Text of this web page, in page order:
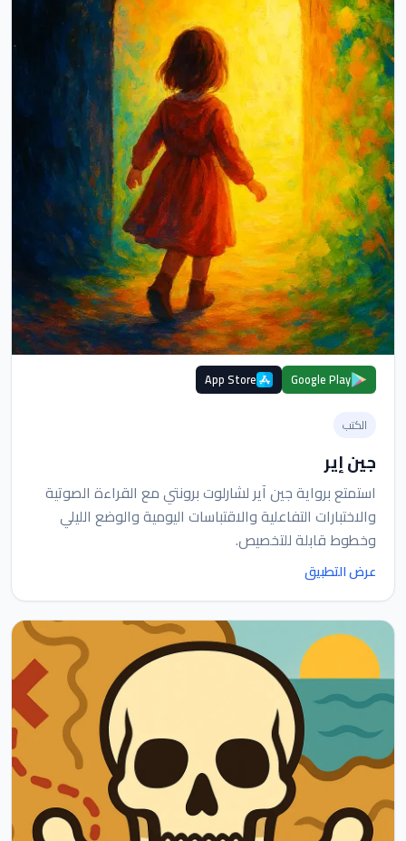
Google Play
App Store
الكتب
جين إير
استمتع برواية جين آير لشارلوت برونتي مع القراءة الصوتية
والاختبارات التفاعلية والاقتباسات اليومية والوضع الليلي
وخطوط قابلة للتخصيص.
عرض التطبيق